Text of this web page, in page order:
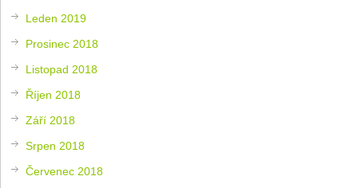
Leden 2019
Prosinec 2018
Listopad 2018
Říjen 2018
Září 2018
Srpen 2018
Červenec 2018